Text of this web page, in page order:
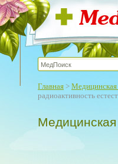
Главная > Медицинская
радиоактивность